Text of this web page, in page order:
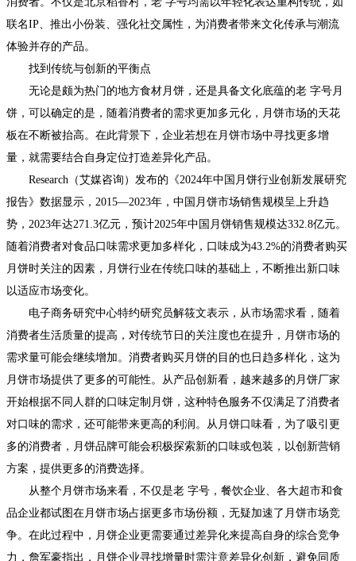
联名IP、推出小份装、强化社交属性，为消费者带来文化传承与潮流
体验并存的产品。
找到传统与创新的平衡点
无论是颇为热门的地方食材月饼，还是具备文化底蕴的老 字号月
饼，可以确定的是，随着消费者的需求更加多元化，月饼市场的天花
板在不断被抬高。在此背景下，企业若想在月饼市场中寻找更多增
量，就需要结合自身定位打造差异化产品。
Research（艾媒咨询）发布的《2024年中国月饼行业创新发展研究
报告》数据显示，2015—2023年，中国月饼市场销售规模呈上升趋
势，2023年达271.3亿元，预计2025年中国月饼销售规模达332.8亿元。
随着消费者对食品口味需求更加多样化，口味成为43.2%的消费者购买
月饼时关注的因素，月饼行业在传统口味的基础上，不断推出新口味
以适应市场变化。
电子商务研究中心特约研究员解筱文表示，从市场需求看，随着
消费者生活质量的提高，对传统节日的关注度也在提升，月饼市场的
需求量可能会继续增加。消费者购买月饼的目的也日趋多样化，这为
月饼市场提供了更多的可能性。从产品创新看，越来越多的月饼厂家
开始根据不同人群的口味定制月饼，这种特色服务不仅满足了消费者
对口味的需求，还可能带来更高的利润。从月饼口味看，为了吸引更
多的消费者，月饼品牌可能会积极探索新的口味或包装，以创新营销
方案，提供更多的消费选择。
从整个月饼市场来看，不仅是老 字号，餐饮企业、各大超市和食
品企业都试图在月饼市场占据更多市场份额，无疑加速了月饼市场竞
争。在此过程中，月饼企业更需要通过差异化来提高自身的综合竞争
力，詹军豪指出，月饼企业寻找增量时需注意差异化创新，避免同质